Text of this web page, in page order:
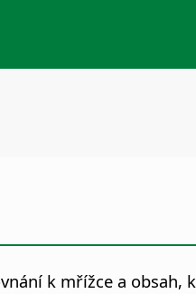
k mřížce a obsah,